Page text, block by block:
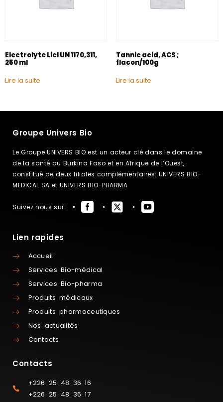
Electrolyte Licl UN 1170,311,
250 ml
Lire la suite
Tannic acid, ACS ;
flacon/100g
Lire la suite
Groupe Univers Bio
Le Groupe UNIVERS BIO est un acteur clé dans le domaine
de la santé au Burkina Faso et en Afrique de l’Ouest,
constitué de deux filiales complémentaires: UNIVERS BIO-
MEDICAL SA et UNIVERS BIO-PHARMA
Suivez nous sur :
Lien rapides
Accueil
Services Bio-médical
Services Bio-pharma
Produits médicaux
Produits pharmaceutiques
Nos actualités
Contacts
Contacts
+226 25 48 36 16
+226 25 48 36 17